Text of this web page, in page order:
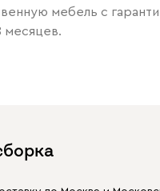
мебель с
месяцев.